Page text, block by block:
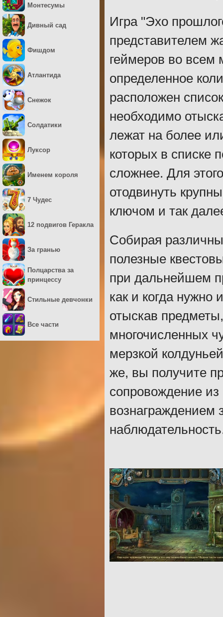
Игра "Эхо
представителем
геймеров во всем
определенное
расположен
необходимо
лежат на более
которых в списке
сложнее. Для
отодвинуть
ключом и так
Собирая
полезные
при дальнейшем
как и когда нужно
отыскав
многочисленных
мерзкой
же, вы получите
сопровождение
вознаграждением
Монтесумы
Дивный сад
Фишдом
Атлантида
Снежок
Солдатики
Луксор
Именем короля
7 Чудес
12 подвигов Геракла
За гранью
Полцарства за
принцессу
Стильные девчонки
Все части